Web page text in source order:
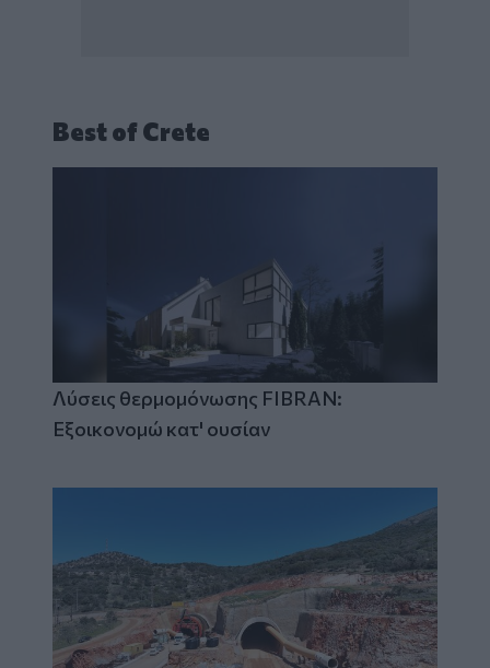
Best of Crete
Λύσεις θερμομόνωσης FIBRAN:
Εξοικονομώ κατ' ουσίαν